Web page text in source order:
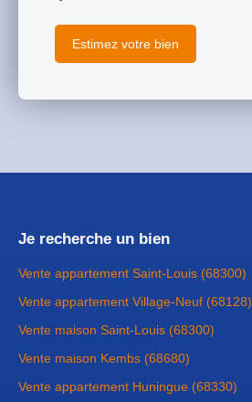
Estimez votre bien
Je recherche un bien
Vente appartement Saint-Louis (68300)
Vente appartement Village-Neuf (68128)
Vente maison Saint-Louis (68300)
Vente maison Kembs (68680)
Vente appartement Huningue (68330)